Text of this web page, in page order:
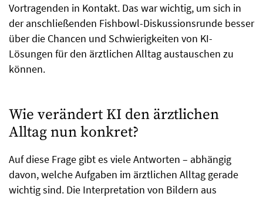
Vortragenden in Kontakt. Das war wichtig, um sich in
der anschließenden Fishbowl-Diskussionsrunde besser
über die Chancen und Schwierigkeiten von KI-
Lösungen für den ärztlichen Alltag austauschen zu
können.
Wie verändert KI den ärztlichen
Alltag nun konkret?
Auf diese Frage gibt es viele Antworten – abhängig
davon, welche Aufgaben im ärztlichen Alltag gerade
wichtig sind. Die Interpretation von Bildern aus